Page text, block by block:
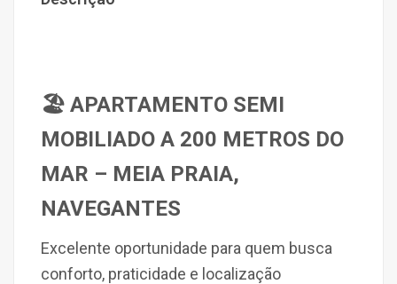
🏖️ APARTAMENTO SEMI
MOBILIADO A 200 METROS DO
MAR – MEIA PRAIA,
NAVEGANTES
Excelente oportunidade para quem busca
conforto, praticidade e localização